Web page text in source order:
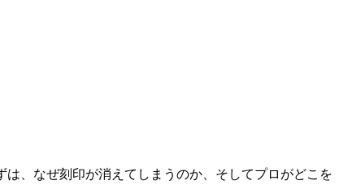
、なぜ刻印が消えてしまうのか、そしてプロがどこを